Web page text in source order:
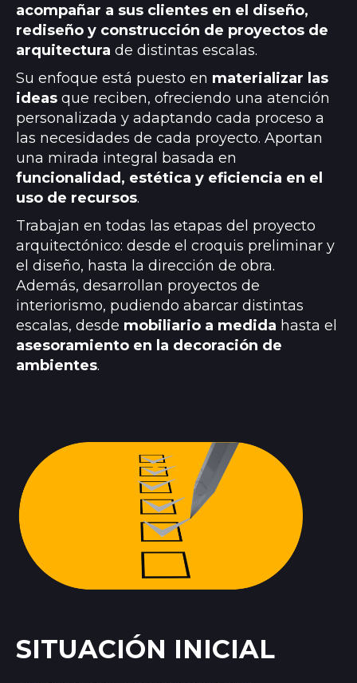
acompañar a sus clientes en el diseño,
rediseño y construcción de proyectos de
arquitectura de distintas escalas.
Su enfoque está puesto en materializar las
ideas que reciben, ofreciendo una atención
personalizada y adaptando cada proceso a
las necesidades de cada proyecto. Aportan
una mirada integral basada en
funcionalidad, estética y eficiencia en el
uso de recursos.
Trabajan en todas las etapas del proyecto
arquitectónico: desde el croquis preliminar y
el diseño, hasta la dirección de obra.
Además, desarrollan proyectos de
interiorismo, pudiendo abarcar distintas
escalas, desde mobiliario a medida hasta el
asesoramiento en la decoración de
ambientes.
SITUACIÓN INICIAL